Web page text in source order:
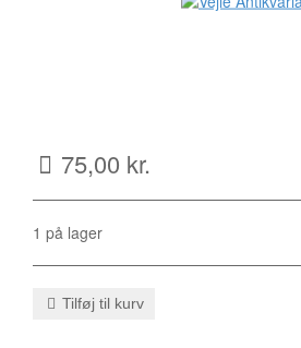
75,00 kr.
1 på lager
Tilføj til kurv